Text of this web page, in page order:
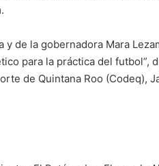
y de la gobernadora Mara
para la práctica del futbol”,
de Quintana Roo (Codeq),